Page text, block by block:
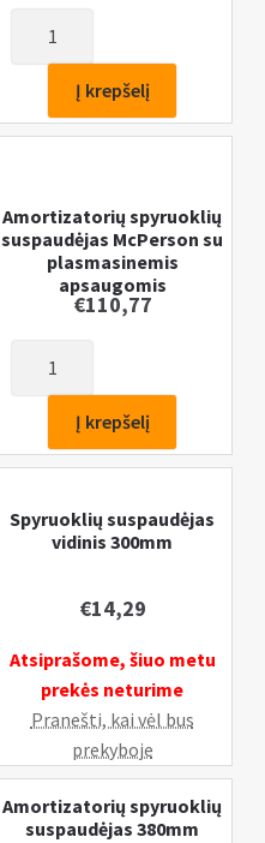
Amortizatorių
spyruoklių
suspaudėjas
Į krepšelį
Amortizatorių spyruoklių
suspaudėjas McPerson su
plasmasinemis
apsaugomis
€110,77
Amortizatorių
spyruoklių
suspaudėjas
su
Į krepšelį
Spyruoklių suspaudėjas
vidinis 300mm
€14,29
Atsiprašome, šiuo metu
prekės neturime
Pranešti, kai vėl bus
prekyboje
Amortizatorių spyruoklių
suspaudėjas 380mm